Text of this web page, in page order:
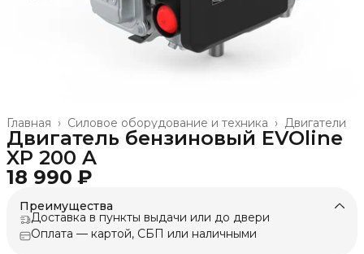
Двигатели
Силовое оборудование и техника ›
Главная ›
Двигатель бензиновый EVOline
XP 200 A
18 990 ₽
Преимущества
Доставка в пункты выдачи или до двери
Оплата — картой, СБП или наличными